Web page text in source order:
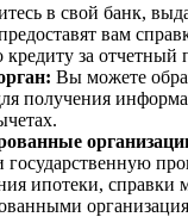
в свой банк,
вам
кредиту за отчетный
Вы можете
получения
государственную
ипотеки, справки